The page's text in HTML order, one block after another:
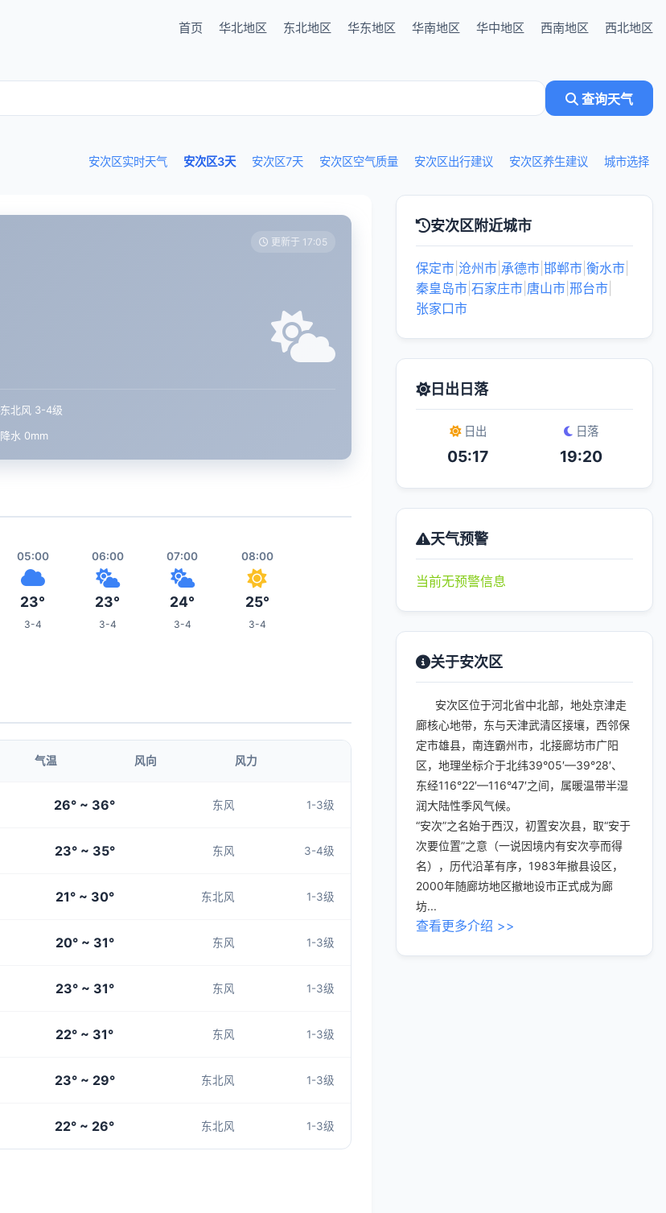
首页 华北地区 东北地区 华东地区 华南地区 华中地区 西南地区 西北地区
查询天气
安次区实时天气 安次区3天 安次区7天 安次区空气质量 安次区出行建议 安次区养生建议 城市选择
更新于 17:05
东北风 3-4级
降水 0mm
05:00
23°
3-4
06:00
23°
3-4
07:00
24°
3-4
08:00
25°
3-4
1-3 1-3 1-3 3-4
气温 风向 风力
26° ~ 36° 东风 1-3级
23° ~ 35° 东风 3-4级
21° ~ 30° 东北风 1-3级
20° ~ 31° 东风 1-3级
23° ~ 31° 东风 1-3级
22° ~ 31° 东风 1-3级
23° ~ 29° 东北风 1-3级
22° ~ 26° 东北风 1-3级
安次区附近城市
保定市 沧州市 承德市 邯郸市 衡水市
秦皇岛市 石家庄市 唐山市 邢台市
张家口市
日出日落
日出
05:17
日落
19:20
天气预警
当前无预警信息
关于安次区
安次区位于河北省中北部，地处京津走
廊核心地带，东与天津武清区接壤，西邻保
定市雄县，南连霸州市，北接廊坊市广阳
区，地理坐标介于北纬39°05′—39°28′、
东经116°22′—116°47′之间，属暖温带半湿
润大陆性季风气候。
“安次”之名始于西汉，初置安次县，取“安于
次要位置”之意（一说因境内有安次亭而得
名），历代沿革有序，1983年撤县设区，
2000年随廊坊地区撤地设市正式成为廊
坊...
查看更多介绍 >>